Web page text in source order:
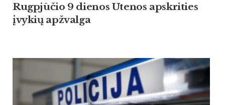
Rugpjūčio 9 dienos Utenos apskrities
įvykių apžvalga